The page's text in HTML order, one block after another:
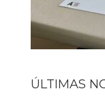
ÚLTIMAS